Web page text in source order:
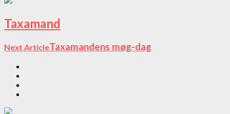
Taxamand
Next ArticleTaxamandens møg-dag